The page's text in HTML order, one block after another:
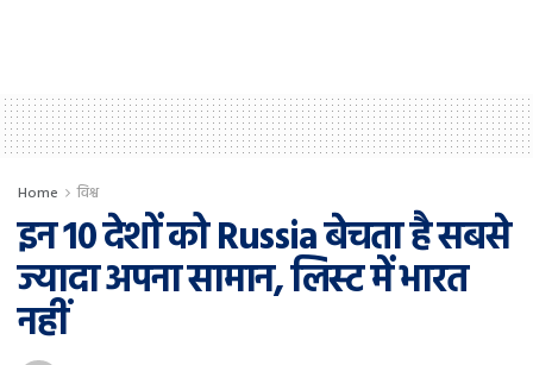
Home विश्व
इन 10 देशों को Russia बेचता है सबसे
ज्यादा अपना सामान, लिस्ट में भारत
नहीं